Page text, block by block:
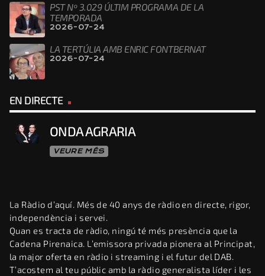
PST Nº 3.029 ÚLTIM PROGRAMA DE LA
TEMPORADA
2026-07-24
LA TERTÚLIA AMB ENRIC FONTBERNAT
2026-07-24
EN DIRECTE
ONDA AGRARIA
VEURE MÉS
La Ràdio d’aquí. Més de 40 anys de ràdio en directe, rigor,
independència i servei.
Quan es tracta de ràdio, ningú té més presència que la
Cadena Pirenaica. L’emissora privada pionera al Principat,
la major oferta en ràdio i streaming i el futur del DAB.
T’acostem al teu públic amb la ràdio generalista líder i les